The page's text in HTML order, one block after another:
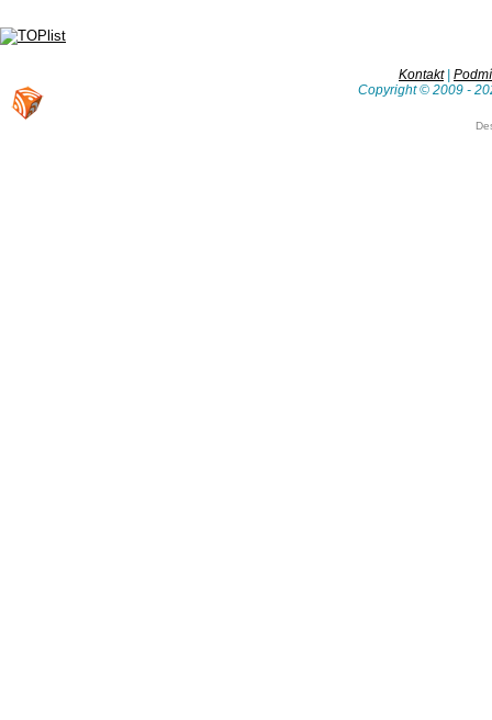
Kontakt|
Copyright © 2009 -